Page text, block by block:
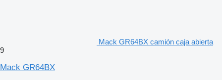
Mack GR64BX camión caja abierta
9
Mack GR64BX